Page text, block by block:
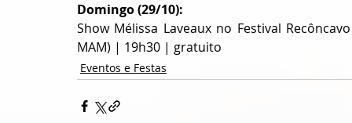
Domingo (29/10):
Show Mélissa Laveaux no Festival
MAM) | 19h30 | gratuito
Eventos e Festas